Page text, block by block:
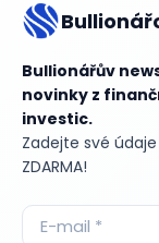
Bullionářův
novinky z
investic.
Zadejte své
ZDARMA!Aktuální